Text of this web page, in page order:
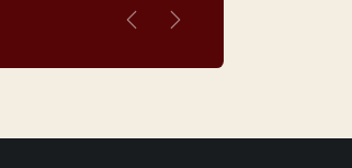
VorigeVolgende